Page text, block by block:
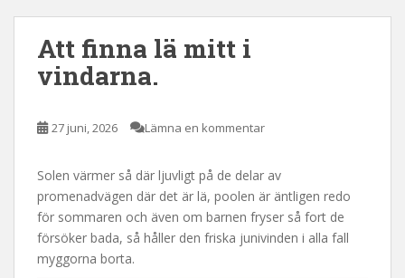
Att finna lä mitt i
vindarna.
27 juni, 2026 Lämna en kommentar
Solen värmer så där ljuvligt på de delar av
promenadvägen där det är lä, poolen är äntligen redo
för sommaren och även om barnen fryser så fort de
försöker bada, så håller den friska junivinden i alla fall
myggorna borta.